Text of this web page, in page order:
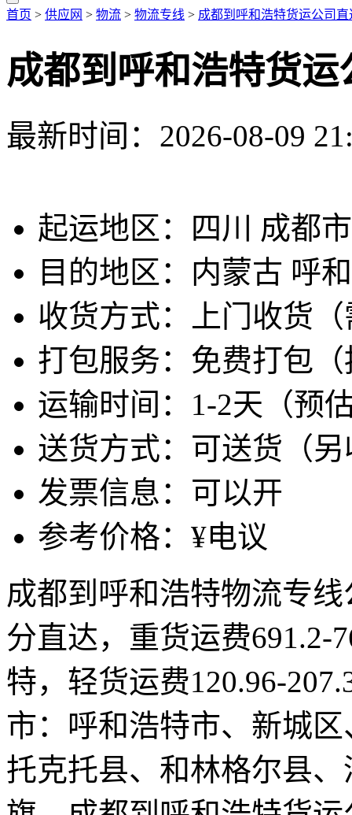
首页 > 供应网 > 物流 > 物流专线 > 成都到呼和浩特货运公司
成都到呼和浩特货
最新时间：2026-08-09
起运地区：四川 成都市
目的地区：内蒙古 呼
收货方式：上门收货
打包服务：免费打包
运输时间：1-2天（预
送货方式：可送货（
发票信息：可以开
参考价格：¥电议
成都到呼和浩特物流专
分直达，重货运费691.2-
特，轻货运费120.96-
市：呼和浩特市、新城
托克托县、和林格尔县